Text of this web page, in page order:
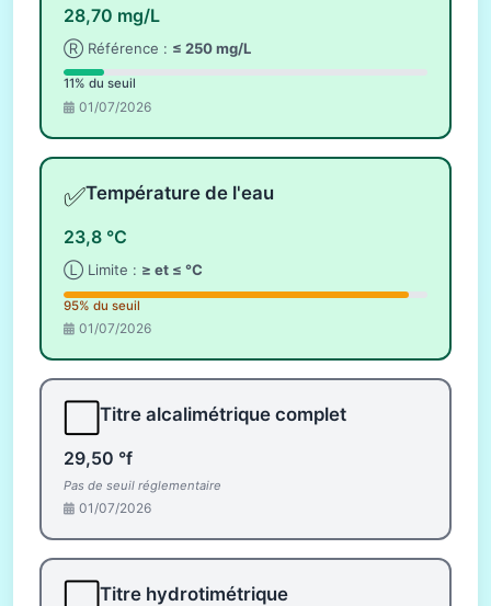
28,70 mg/L
Ⓡ Référence : ≤ 250 mg/L
11% du seuil
01/07/2026
✅Température de l'eau
23,8 °C
Ⓛ Limite : ≥ et ≤ °C
95% du seuil
01/07/2026
Titre alcalimétrique complet
29,50 °f
Pas de seuil réglementaire
01/07/2026
Titre hydrotimétrique